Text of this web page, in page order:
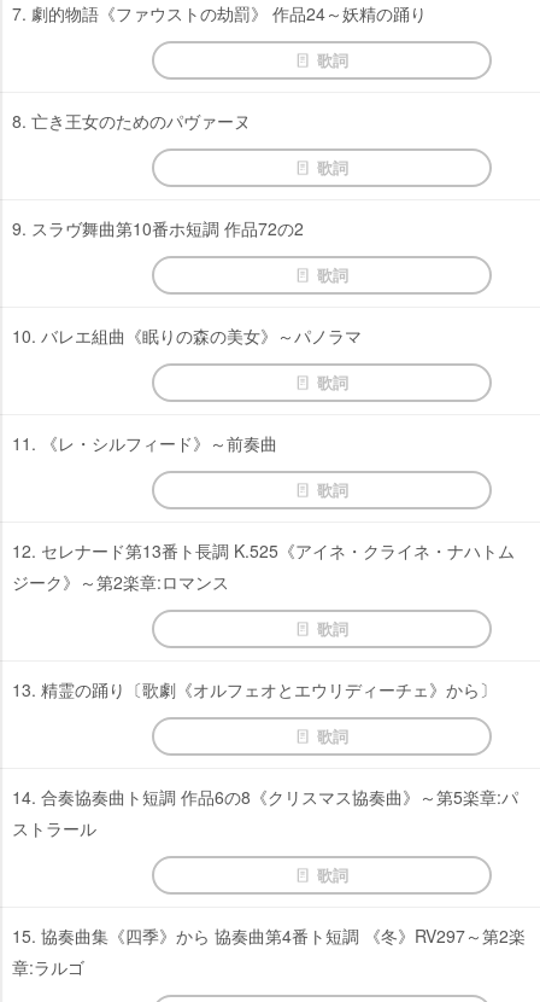
7. 劇的物語《ファウストの劫罰》 作品24～妖精の踊り
歌詞
8. 亡き王女のためのパヴァーヌ
歌詞
9. スラヴ舞曲第10番ホ短調 作品72の2
歌詞
10. バレエ組曲《眠りの森の美女》～パノラマ
歌詞
11. 《レ・シルフィード》～前奏曲
歌詞
12. セレナード第13番ト長調 K.525《アイネ・クライネ・ナハトム
ジーク》～第2楽章:ロマンス
歌詞
13. 精霊の踊り〔歌劇《オルフェオとエウリディーチェ》から〕
歌詞
14. 合奏協奏曲ト短調 作品6の8《クリスマス協奏曲》～第5楽章:パ
ストラール
歌詞
15. 協奏曲集《四季》から 協奏曲第4番ト短調 《冬》RV297～第2楽
章:ラルゴ